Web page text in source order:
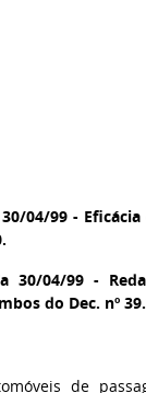
04/99 -
30/04/99 -
do Dec. nº
de